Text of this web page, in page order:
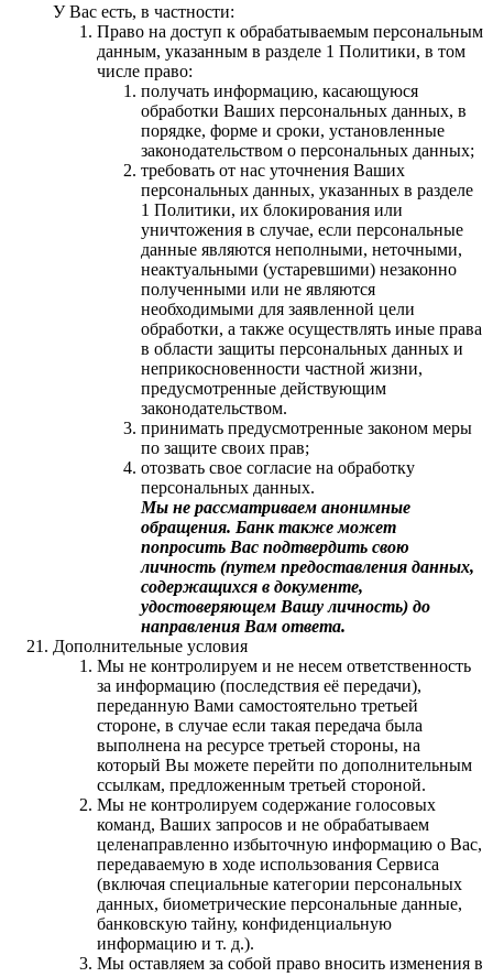
У Вас есть, в частности:
Право на доступ к обрабатываемым персональным
данным, указанным в разделе 1 Политики, в том
числе право:
получать информацию, касающуюся
обработки Ваших персональных данных, в
порядке, форме и сроки, установленные
законодательством о персональных данных;
требовать от нас уточнения Ваших
персональных данных, указанных в разделе
1 Политики, их блокирования или
уничтожения в случае, если персональные
данные являются неполными, неточными,
неактуальными (устаревшими) незаконно
полученными или не являются
необходимыми для заявленной цели
обработки, а также осуществлять иные права
в области защиты персональных данных и
неприкосновенности частной жизни,
предусмотренные действующим
законодательством.
принимать предусмотренные законом меры
по защите своих прав;
отозвать свое согласие на обработку
персональных данных.
Мы не рассматриваем анонимные
обращения. Банк также может
попросить Вас подтвердить свою
личность (путем предоставления данных,
содержащихся в документе,
удостоверяющем Вашу личность) до
направления Вам ответа.
Дополнительные условия
Мы не контролируем и не несем ответственность
за информацию (последствия её передачи),
переданную Вами самостоятельно третьей
стороне, в случае если такая передача была
выполнена на ресурсе третьей стороны, на
который Вы можете перейти по дополнительным
ссылкам, предложенным третьей стороной.
Мы не контролируем содержание голосовых
команд, Ваших запросов и не обрабатываем
целенаправленно избыточную информацию о Вас,
передаваемую в ходе использования Сервиса
(включая специальные категории персональных
данных, биометрические персональные данные,
банковскую тайну, конфиденциальную
информацию и т. д.).
Мы оставляем за собой право вносить изменения в